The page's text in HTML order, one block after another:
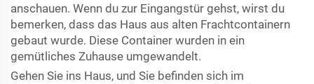
anschauen. Wenn du zur Eingangstür gehst, wirst du
bemerken, dass das Haus aus alten Frachtcontainern
gebaut wurde. Diese Container wurden in ein
gemütliches Zuhause umgewandelt.
Gehen Sie ins Haus, und Sie befinden sich im